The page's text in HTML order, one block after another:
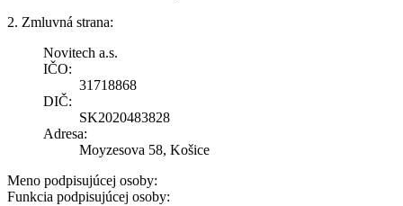
2. Zmluvná strana:
Novitech a.s.
IČO:
31718868
DIČ:
SK2020483828
Adresa:
Moyzesova 58, Košice
Meno podpisujúcej osoby:
Funkcia podpisujúcej osoby: